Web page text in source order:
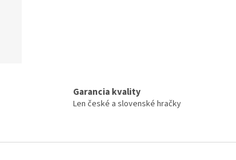
Garancia kvality
Len české a slovenské hračky